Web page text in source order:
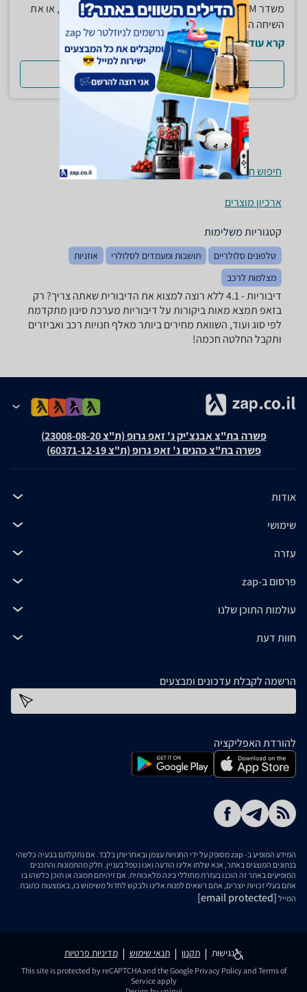
משדר FM מאפשר להשמיע מוסיקה המאוחסנת בטלפון, או את
השיחה הנכנסת, מהטלפון...
קרא עוד
למדריך המלא
חיפוש חנויות דיבוריות לפי עיר
ארכיון מוצרים
קטגוריות משלימות
טלפונים סלולריים תושבות ומעמדים לסלולרי
אוזניות
מצלמות לרכב
דיבוריות - ‏4.1 ‏ללא רוצה למצוא את הדיבורית שאתה צריך? רק
בזאפ תמצא מאות ביקורות על דיבוריות מערכת סינון מתקדמת
לפי סוג ועוד, השוואת מחירים ביותר מאלף חנויות רכב ואביזרים
ותקבל החלטה חכמה!
פשרה בת"צ אבנצ'יק נ' זאפ גרופ (ת"צ 23008-08-20)
פשרה בת"צ כהנים נ' זאפ גרופ (ת"צ 60371-12-19)
אודות
שימושי
עזרה
פרסום ב-zap
עולמות התוכן שלנו
חוות דעת
הרשמה לקבלת עדכונים ומבצעים
להורדת האפליקציה
המידע המופיע ב- zap מסופק על ידי החנויות עצמן ובאחריותן בלבד. אם נתקלתם בבעיה כלשהי
בנתונים המוצגים באתר, אנא שלחו אלינו הודעה ואנו נטפל בעניין. חלק מהתמונות והתכנים
המופיעים באתר זה הוכנו בעזרת מחוללי בינה מלאכותית. אם זיהיתם תמונה או תוכן כלשהו בו
אתם בעלי זכויות יוצרים, אתם רשאים לפנות אלינו ולבקש לחדול משימוש בו, באמצעות כתובת
המייל [email protected]
נגישות תקנון תנאי שימוש מדיניות פרטיות
This site is protected by reCAPTCHA and the Google Privacy Policyand Terms of
Serviceapply